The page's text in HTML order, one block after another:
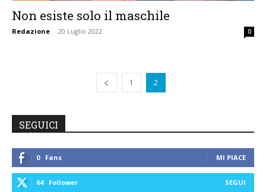
Non esiste solo il maschile
Redazione - 20 Luglio 2022 0
1 2
SEGUICI
0 Fans MI PIACE
64 Follower SEGUI